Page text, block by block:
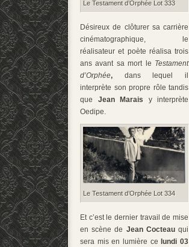
Le Testament d’Orphée Lot 333
Désireux de clôturer sa carrière
cinématographique, le
réalisateur et poète réalisa trois
ans avant sa mort le Testament
d’Orphée, dans lequel il
interprète son propre rôle tandis
que Jean Marais y interprète
Oedipe.
Le Testament d’Orphée Lot 334
Et c’est le dernier travail de mise
en scène de Jean Cocteauqui
sera mis en lumière ce lundi 03